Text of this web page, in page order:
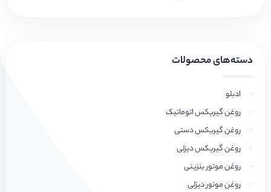
دسته‌های محصولات
ادبلو
روغن گیربکس اتوماتیک
روغن گیربکس دستی
روغن گیربکس دیزلی
روغن موتور بنزینی
روغن موتور دیزلی